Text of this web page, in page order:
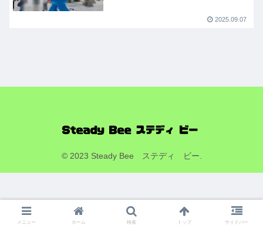
2025.09.07
© 2023 Steady Bee ステディ ビー.
メニュー ホーム 検索 トップ サイドバー